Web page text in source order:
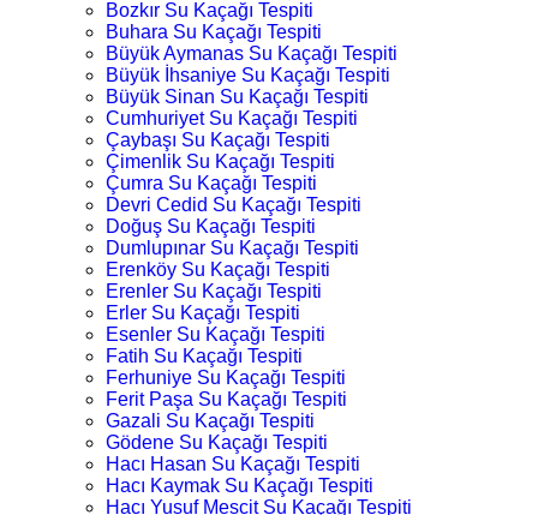
Bozkır Su Kaçağı Tespiti
Buhara Su Kaçağı Tespiti
Büyük Aymanas Su Kaçağı Tespiti
Büyük İhsaniye Su Kaçağı Tespiti
Büyük Sinan Su Kaçağı Tespiti
Cumhuriyet Su Kaçağı Tespiti
Çaybaşı Su Kaçağı Tespiti
Çimenlik Su Kaçağı Tespiti
Çumra Su Kaçağı Tespiti
Devri Cedid Su Kaçağı Tespiti
Doğuş Su Kaçağı Tespiti
Dumlupınar Su Kaçağı Tespiti
Erenköy Su Kaçağı Tespiti
Erenler Su Kaçağı Tespiti
Erler Su Kaçağı Tespiti
Esenler Su Kaçağı Tespiti
Fatih Su Kaçağı Tespiti
Ferhuniye Su Kaçağı Tespiti
Ferit Paşa Su Kaçağı Tespiti
Gazali Su Kaçağı Tespiti
Gödene Su Kaçağı Tespiti
Hacı Hasan Su Kaçağı Tespiti
Hacı Kaymak Su Kaçağı Tespiti
Hacı Yusuf Mescit Su Kaçağı Tespiti